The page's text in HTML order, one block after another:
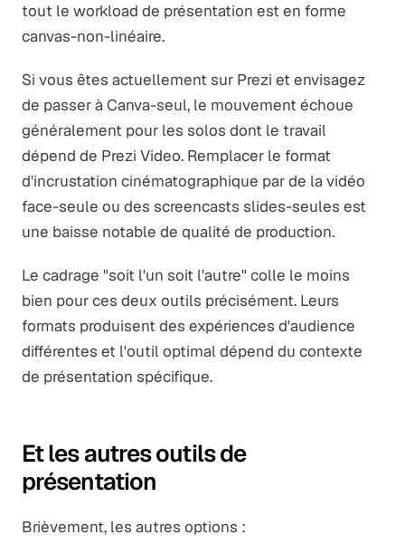
tout le workload de présentation est en forme
canvas-non-linéaire.
Si vous êtes actuellement sur Prezi et envisagez
de passer à Canva-seul, le mouvement échoue
généralement pour les solos dont le travail
dépend de Prezi Video. Remplacer le format
d'incrustation cinématographique par de la vidéo
face-seule ou des screencasts slides-seules est
une baisse notable de qualité de production.
Le cadrage "soit l'un soit l'autre" colle le moins
bien pour ces deux outils précisément. Leurs
formats produisent des expériences d'audience
différentes et l'outil optimal dépend du contexte
de présentation spécifique.
Et les autres outils de
présentation
Brièvement, les autres options :